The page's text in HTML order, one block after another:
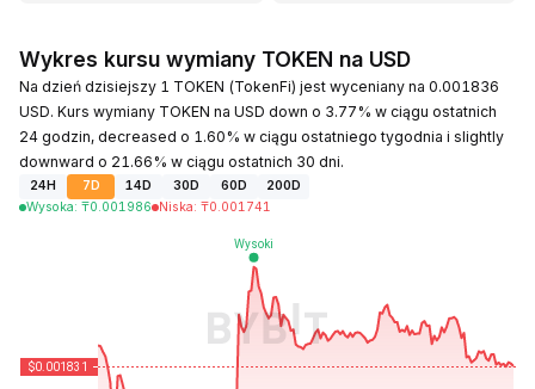
Wykres kursu wymiany TOKEN na USD
Na dzień dzisiejszy 1 TOKEN (TokenFi) jest wyceniany na 0.001836
USD. Kurs wymiany TOKEN na USD down o 3.77% w ciągu ostatnich
24 godzin, decreased o 1.60% w ciągu ostatniego tygodnia i slightly
downward o 21.66% w ciągu ostatnich 30 dni.
24H 7D 14D 30D 60D
200D
Wysoka: ₸0.001986 Niska: ₸0.001741